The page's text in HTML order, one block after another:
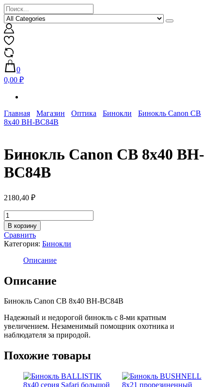
0
0,00 ₽
Главная Магазин Оптика Бинокли
Бинокль Canon CB
8х40 BH-BC84B
Бинокль Canon CB 8х40 BH-
BC84B
2180,40 ₽
Количество
товара
Бинокль
Canon
CB
BC84B
В корзину
Сравнить
Категория: Бинокли
Описание
Описание
Бинокль Canon CB 8х40 BH-BC84B
Надежный и недорогой бинокль с 8-ми кратным
увеличением. Незаменимый помощник охотника и
наблюдателя за природой.
Похожие товары